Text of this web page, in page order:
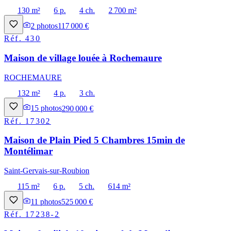
130 m²
6 p. 4 ch.
2 700 m²
2 photos117 000 €
Réf.430
Maison de village louée à Rochemaure
ROCHEMAURE
132 m²
4 p.
3 ch.
15 photos290 000 €
Réf. 17302
Maison de Plain Pied 5 Chambres 15min de
Montélimar
Saint-Gervais-sur-Roubion
115 m²
6 p. 5 ch.
614 m²
11 photos525 000 €
Réf. 17238-2